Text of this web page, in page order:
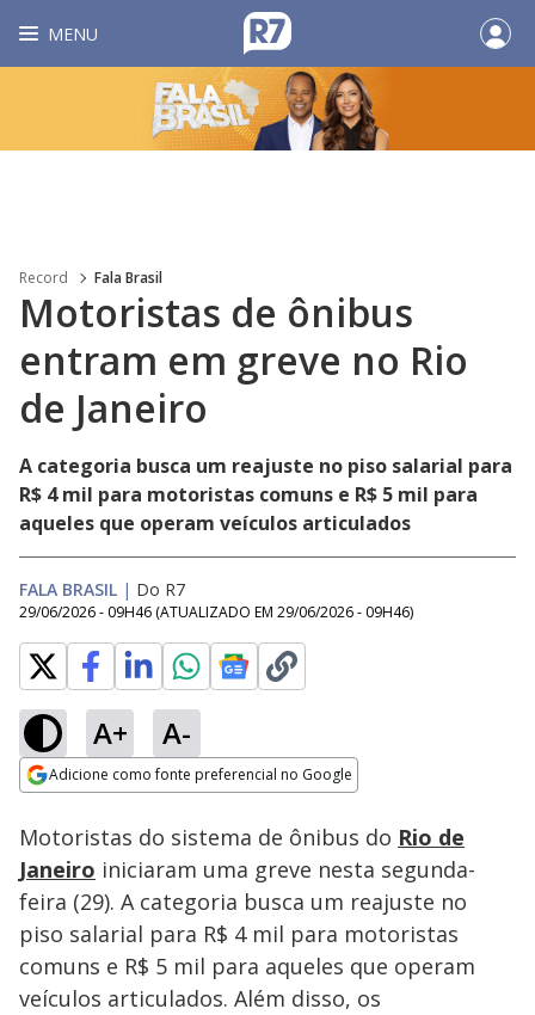
MENU
Record Fala Brasil
Motoristas de ônibus
entram em greve no Rio
de Janeiro
A categoria busca um reajuste no piso salarial para
R$ 4 mil para motoristas comuns e R$ 5 mil para
aqueles que operam veículos articulados
FALA BRASIL | Do R7
29/06/2026 - 09H46 (ATUALIZADO EM 29/06/2026 - 09H46)
A+ A-
Adicione como fonte preferencial no Google
Ativar
100.00%
Motoristas do sistema de ônibus do Rio de
Janeiro iniciaram uma greve nesta segunda-
feira (29). A categoria busca um reajuste no
piso salarial para R$ 4 mil para motoristas
comuns e R$ 5 mil para aqueles que operam
veículos articulados. Além disso, os